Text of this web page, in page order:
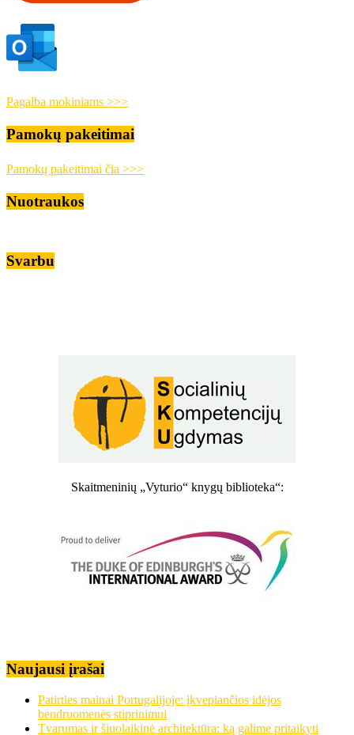
Pagalba mokiniams >>>
Pamokų pakeitimai
Pamokų pakeitimai čia >>>
Nuotraukos
Svarbu
Skaitmeninių „Vyturio“ knygų biblioteka“:
Naujausi įrašai
Patirties mainai Portugalijoje: įkvepiančios idėjos
bendruomenės stiprinimui
Tvarumas ir šiuolaikinė architektūra: ką galime pritaikyti